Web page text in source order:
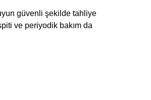
güvenli şekilde tahliye
ve periyodik bakım da